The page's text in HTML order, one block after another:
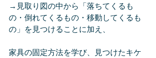
→見取り図の中から「落ちてくるも
の・倒れてくるもの・移動してくるも
の」を見つけることに加え、
家具の固定方法を学び、見つけたキケ